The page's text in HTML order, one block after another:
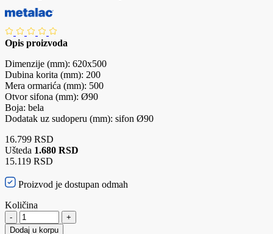
Opis proizvoda
Dimenzije (mm): 620x500
Dubina korita (mm): 200
Mera ormarića (mm): 500
Otvor sifona (mm): Ø90
Boja: bela
Dodatak uz sudoperu (mm): sifon Ø90
16.799 RSD
Ušteda 1.680 RSD
15.119 RSD
Proizvod je dostupan odmah
Količina
-
+
Dodaj u korpu